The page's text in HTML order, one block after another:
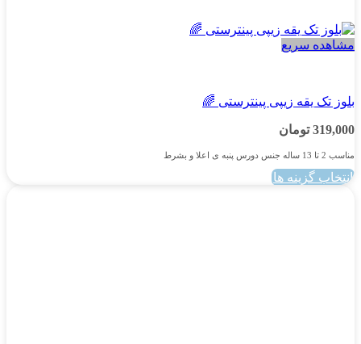
مشاهده سریع
بلوز تک یقه زیپی پینترستی 🌈
319,000 تومان
مناسب 2 تا 13 ساله جنس دورس پنبه ی اعلا و بشرط
انتخاب گزینه ها